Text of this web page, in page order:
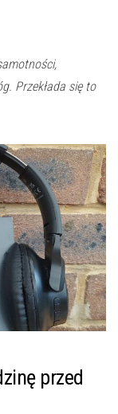
Przekłada się to
przed